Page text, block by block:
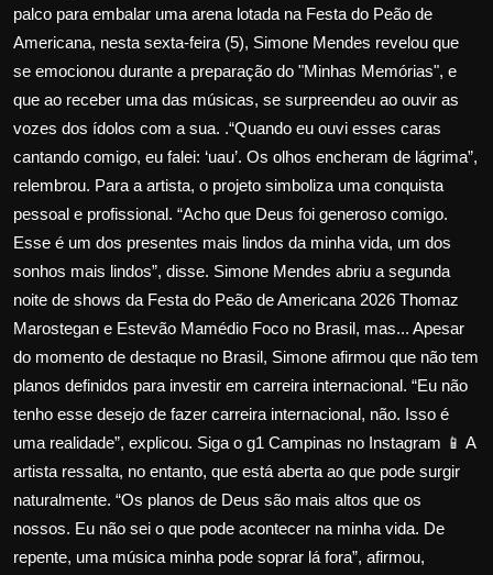
palco para embalar uma arena lotada na Festa do Peão de
Americana, nesta sexta-feira (5), Simone Mendes revelou que
se emocionou durante a preparação do "Minhas Memórias", e
que ao receber uma das músicas, se surpreendeu ao ouvir as
vozes dos ídolos com a sua. .“Quando eu ouvi esses caras
cantando comigo, eu falei: ‘uau’. Os olhos encheram de lágrima”,
relembrou. Para a artista, o projeto simboliza uma conquista
pessoal e profissional. “Acho que Deus foi generoso comigo.
Esse é um dos presentes mais lindos da minha vida, um dos
sonhos mais lindos”, disse. Simone Mendes abriu a segunda
noite de shows da Festa do Peão de Americana 2026 Thomaz
Marostegan e Estevão Mamédio Foco no Brasil, mas... Apesar
do momento de destaque no Brasil, Simone afirmou que não tem
planos definidos para investir em carreira internacional. “Eu não
tenho esse desejo de fazer carreira internacional, não. Isso é
uma realidade”, explicou. Siga o g1 Campinas no Instagram 📱 A
artista ressalta, no entanto, que está aberta ao que pode surgir
naturalmente. “Os planos de Deus são mais altos que os
nossos. Eu não sei o que pode acontecer na minha vida. De
repente, uma música minha pode soprar lá fora”, afirmou,